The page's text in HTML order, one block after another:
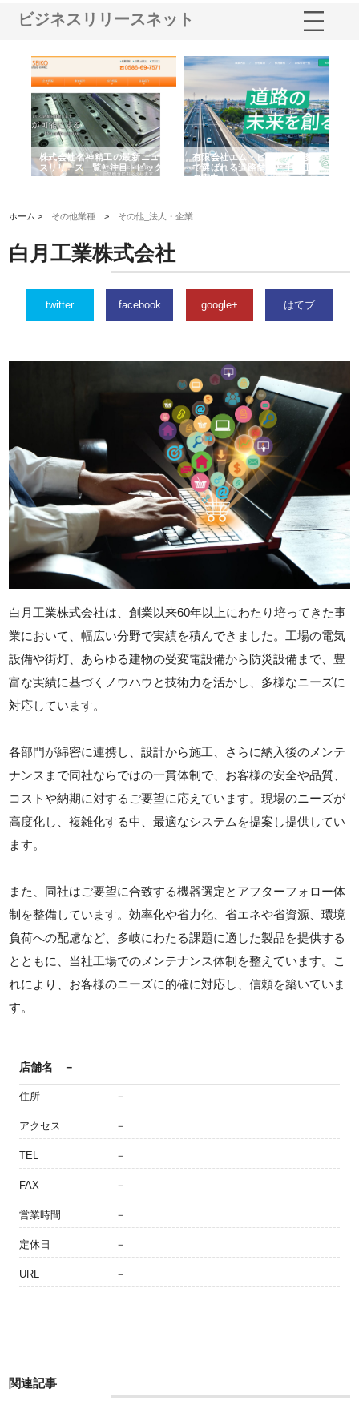
ビジネスリリースネット
株式会社名神精工の最新ニュー
スリリース一覧と注目トピック
有限会社エム・ビルドが南多摩
で選ばれる道路舗装と土木工事
の実力
ホーム > その他業種 > その他_法人・企業
白月工業株式会社
twitter facebook google+ はてブ
白月工業株式会社は、創業以来60年以上にわたり培ってきた事
業において、幅広い分野で実績を積んできました。工場の電気
設備や街灯、あらゆる建物の受変電設備から防災設備まで、豊
富な実績に基づくノウハウと技術力を活かし、多様なニーズに
対応しています。
各部門が綿密に連携し、設計から施工、さらに納入後のメンテ
ナンスまで同社ならではの一貫体制で、お客様の安全や品質、
コストや納期に対するご要望に応えています。現場のニーズが
高度化し、複雑化する中、最適なシステムを提案し提供してい
ます。
また、同社はご要望に合致する機器選定とアフターフォロー体
制を整備しています。効率化や省力化、省エネや省資源、環境
負荷への配慮など、多岐にわたる課題に適した製品を提供する
とともに、当社工場でのメンテナンス体制を整えています。こ
れにより、お客様のニーズに的確に対応し、信頼を築いていま
す。
店舗名 －
住所 －
アクセス －
TEL －
FAX －
営業時間 －
定休日 －
URL －
関連記事